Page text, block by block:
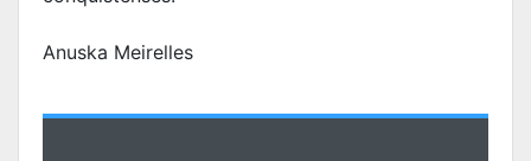
Anuska Meirelles